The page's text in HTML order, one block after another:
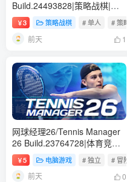
Build.24493828|策略战棋|容
量247B|免安装绿色中文版
￥3 策略战棋 # 单人 # 策略
前天 1
网球经理26/Tennis Manager
26 Build.23764728|体育竞速|
容量4.1GB|免安装绿色中文版
￥5 电脑游戏 # 独立 # 冒险
前天 0